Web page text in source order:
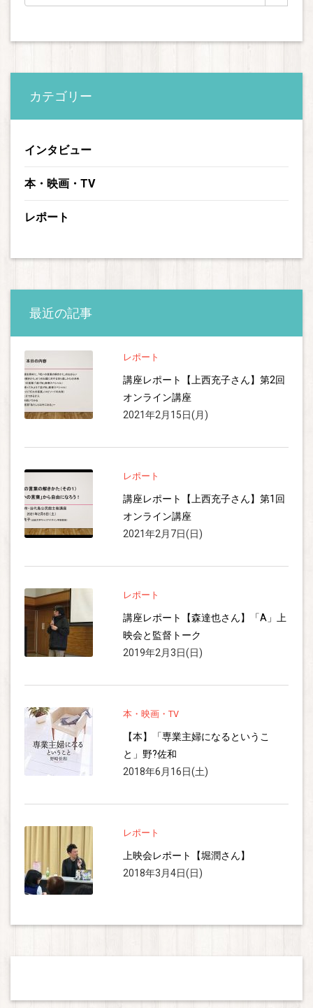
カテゴリー
インタビュー
本・映画・TV
レポート
最近の記事
レポート
講座レポート【上西充子さん】第2回
オンライン講座
2021年2月15日(月)
レポート
講座レポート【上西充子さん】第1回
オンライン講座
2021年2月7日(日)
レポート
講座レポート【森達也さん】「A」上
映会と監督トーク
2019年2月3日(日)
本・映画・TV
【本】「専業主婦になるというこ
と」野?佐和
2018年6月16日(土)
レポート
上映会レポート【堀潤さん】
2018年3月4日(日)